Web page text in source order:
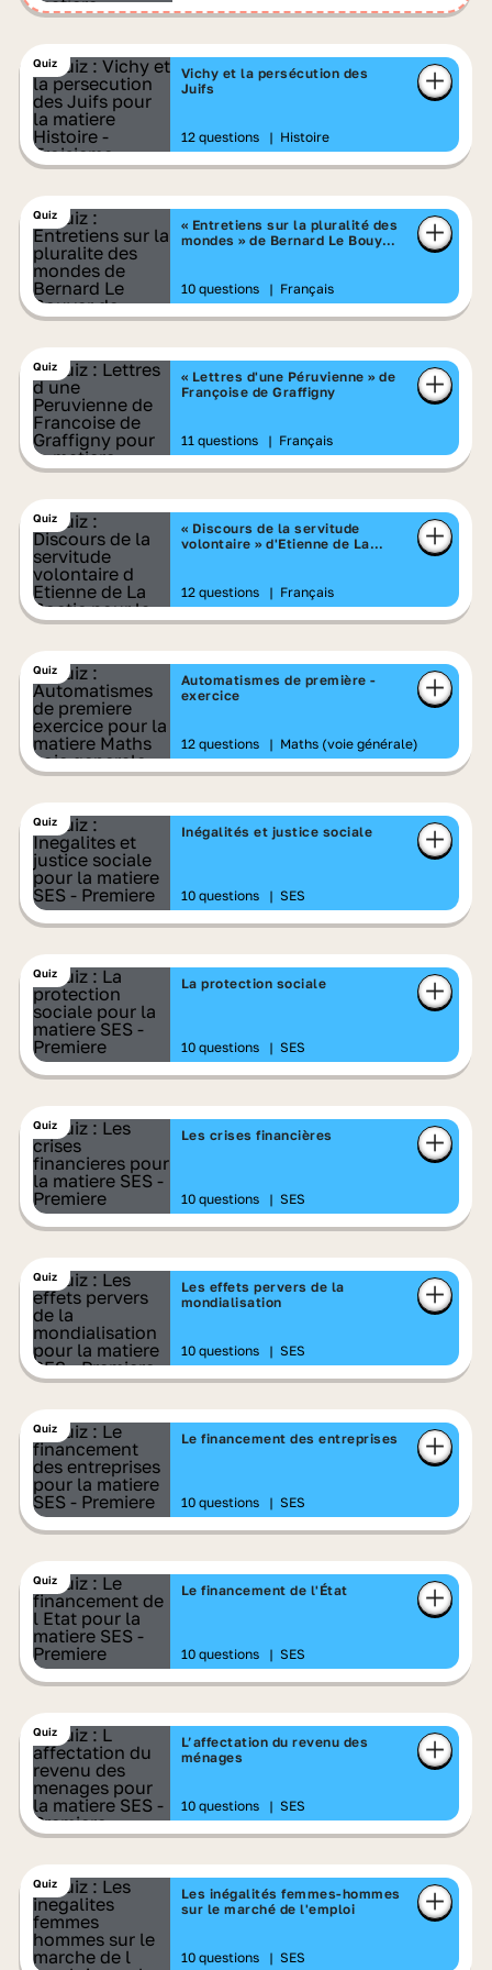
Quiz
Vichy et la persécution des
Juifs
12 questions | Histoire
Quiz
« Entretiens sur la pluralité des
mondes » de Bernard Le Bouyer
10 questions
| Français
Quiz
« Lettres d'une Péruvienne » de
Françoise de Graffigny
11 questions | Français
Quiz
« Discours de la servitude
volontaire » d'Etienne de La
12 questions
| Français
Quiz
Automatismes de première -
exercice
12 questions | Maths (voie générale)
Quiz
Inégalités et justice sociale
10 questions | SES
Quiz
La protection sociale
10 questions | SES
Quiz
Les crises financières
10 questions | SES
Quiz
Les effets pervers de la
mondialisation
10 questions | SES
Quiz
Le financement des entreprises
10 questions | SES
Quiz
Le financement de l'État
10 questions | SES
Quiz
L’affectation du revenu des
ménages
10 questions | SES
Quiz
Les inégalités femmes-hommes
sur le marché de l'emploi
10 questions | SES